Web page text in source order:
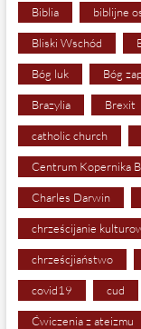
Biblia biblijne
Bliski Wschód
Bóg luk Bóg
Brazylia Brexit
catholic church
Centrum Kopernika
Charles Darwin
chrześcijanie
chrześcjiaństwo
covid19 cud
Ćwiczenia z ateizmu